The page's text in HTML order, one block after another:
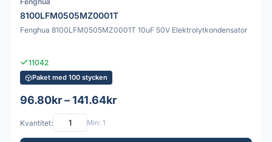
8100LFM0505MZ0001T
Fenghua 8100LFM0505MZ0001T 10uF 50V Elektrolytkondensator
11042
Paket med 100 stycken
96.80kr – 141.64kr
Kvantitet: Min: 1